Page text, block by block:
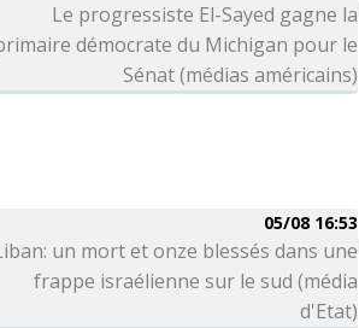
Le progressiste El-Sayed gagne la
démocrate du Michigan pour le
Sénat (médias américains)
05/08 16:53
un mort et onze blessés dans une
frappe israélienne sur le sud (média
d'Etat)